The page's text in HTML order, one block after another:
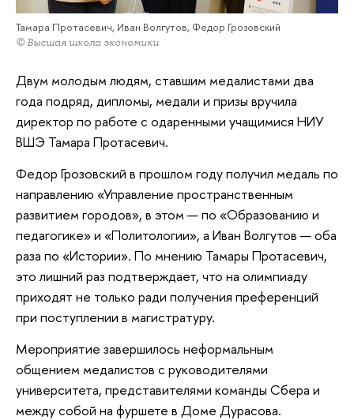
Тамара Протасевич, Иван Волгутов, Федор Грозовский
© Высшая школа экономики
Двум молодым людям, ставшим медалистами два
года подряд, дипломы, медали и призы вручила
директор по работе с одаренными учащимися НИУ
ВШЭ Тамара Протасевич.
Федор Грозовский в прошлом году получил медаль по
направлению «Управление пространственным
развитием городов», в этом — по «Образованию и
педагогике» и «Политологии», а Иван Волгутов — оба
раза по «Истории». По мнению Тамары Протасевич,
это лишний раз подтверждает, что на олимпиаду
приходят не только ради получения преференций
при поступлении в магистратуру.
Мероприятие завершилось неформальным
общением медалистов с руководителями
университета, представителями команды Сбера и
между собой на фуршете в Доме Дурасова.